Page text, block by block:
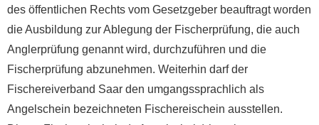
des öffentlichen Rechts vom Gesetzgeber beauftragt worden
die Ausbildung zur Ablegung der Fischerprüfung, die auch
Anglerprüfung genannt wird, durchzuführen und die
Fischerprüfung abzunehmen. Weiterhin darf der
Fischereiverband Saar den umgangssprachlich als
Angelschein bezeichneten Fischereischein ausstellen.